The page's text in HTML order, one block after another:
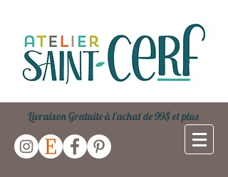
Livraison Gratuite à l'achat de 99$ et plus